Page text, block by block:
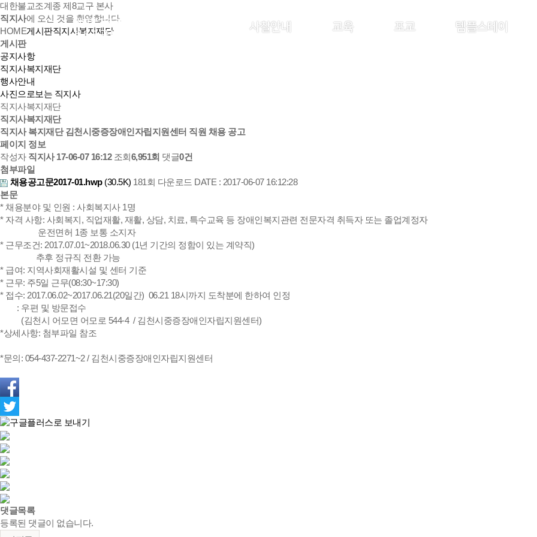
사찰안내 교육 포교 템플스테이
대한불교조계종 제8교구 본사
직지사에 오신 것을 환영합니다.
HOME게시판직지사복지재단
게시판
공지사항
직지사복지재단
행사안내
사진으로보는 직지사
직지사복지재단
직지사복지재단
직지사 복지재단 김천시중증장애인자립지원센터 직원 채용 공고
페이지 정보
작성자 직지사 17-06-07 16:12조회 6,951회 댓글0건
첨부파일
채용공고문2017-01.hwp(30.5K) 181회 다운로드 DATE : 2017-06-07 16:12:28
본문
* 채용분야 및 인원 : 사회복지사 1명
* 자격 사항: 사회복지, 직업재활, 재활, 상담, 치료, 특수교육 등 장애인복지관련 전문자격 취득자 또는 졸업계정자
운전면허 1종 보통 소지자
* 근무조건: 2017.07.01~2018.06.30 (1년 기간의 정함이 있는 계약직)
추후 정규직 전환 가능
* 급여: 지역사회재활시설 및 센터 기준
* 근무: 주5일 근무(08:30~17:30)
* 접수: 2017.06.02~2017.06.21(20일간) 06.21 18시까지 도착분에 한하여 인정
: 우편 및 방문접수
(김천시 어모면 어모로 544-4 / 김천시중증장애인자립지원센터)
*상세사항: 첨부파일 참조
*문의: 054-437-2271~2 / 김천시중증장애인자립지원센터
댓글목록
등록된 댓글이 없습니다.